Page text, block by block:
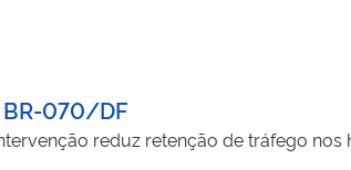
BR-070/DF
reduz retenção de tráfego nos